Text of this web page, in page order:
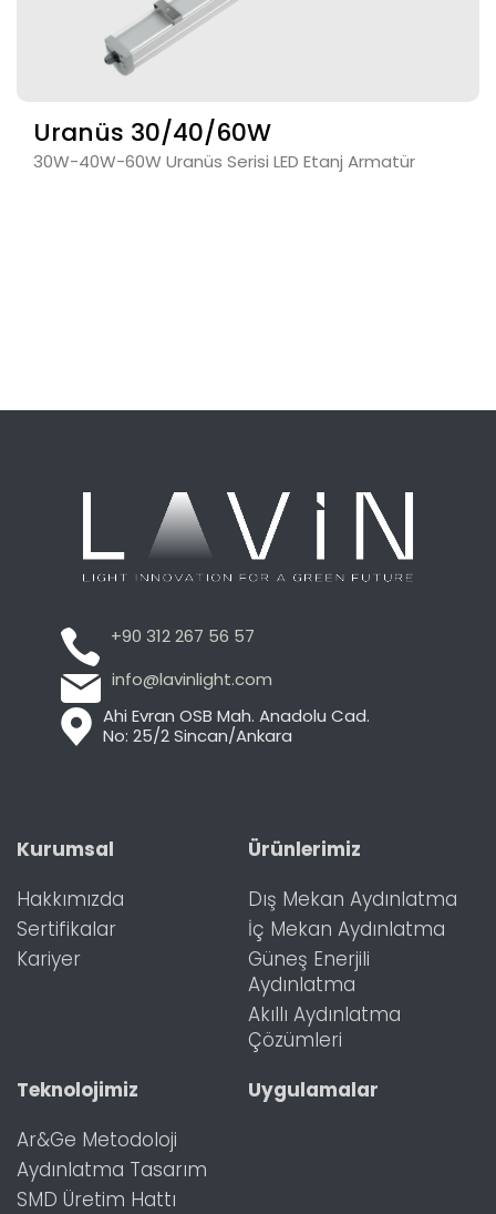
Uranüs 30/40/60W
30W-40W-60W Uranüs Serisi LED Etanj Armatür
+90 312 267 56 57
info@lavinlight.com
Ahi Evran OSB Mah. Anadolu Cad.
No: 25/2 Sincan/Ankara
Kurumsal
Hakkımızda
Sertifikalar
Kariyer
Ürünlerimiz
Dış Mekan Aydınlatma
İç Mekan Aydınlatma
Güneş Enerjili
Aydınlatma
Akıllı Aydınlatma
Çözümleri
Teknolojimiz
Ar&Ge Metodoloji
Aydınlatma Tasarım
SMD Üretim Hattı
Uygulamalar